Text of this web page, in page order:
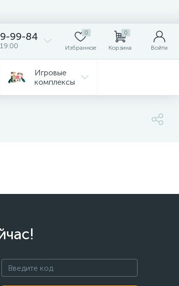
99-84 0
Избранное
0
Корзина Войти
Игровые
комплексы